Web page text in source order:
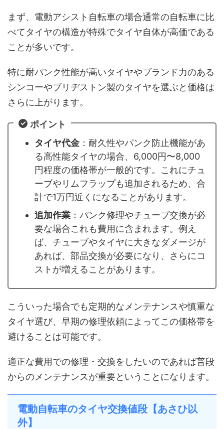
まず、電動アシスト自転車の場合通常の自転車に比
べてタイヤの構造が特殊でタイヤ自体が高価である
ことが多いです。
特に耐パンク性能が高いタイヤやブランド力のある
シンコーやブリヂストン製のタイヤを選ぶと価格は
さらに上がります。
ポイント
タイヤ代金 ：耐久性やパンク防止機能があ
る高性能タイヤの場合、6,000円〜8,000
円程度の価格帯が一般的です。これにチュ
ーブやリムフラップも追加されるため、合
計で1万円近くになることがあります。
追加作業 ：パンク修理やチューブ交換が必
要な場合これも費用に含まれます。例え
ば、チューブやタイヤに大きなダメージが
あれば、部品交換が必要になり、さらにコ
ストが増えることがあります。
こういった場合でも定期的なメンテナンスや慎重な
タイヤ選び、早期の修理依頼によってこの価格帯を
避けることは可能です。
適正な費用での修理・交換をしたいのであれば普段
からのメンテナンスが重要ということになります。
電動自転車のタイヤ交換値段【あさひ以
外】